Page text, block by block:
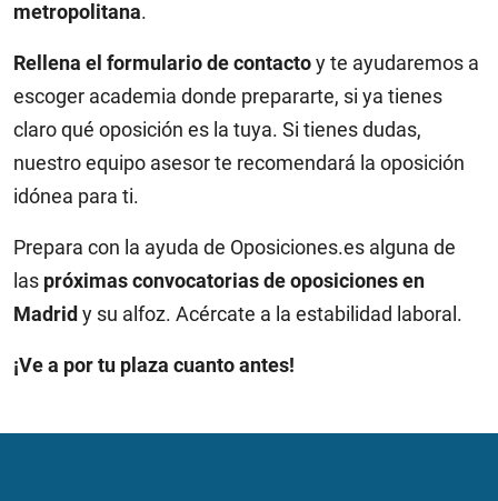
metropolitana.
Rellena el formulario de contactoy te ayudaremos a
escoger academia donde prepararte, si ya tienes
claro qué oposición es la tuya. Si tienes dudas,
nuestro equipo asesor te recomendará la oposición
idónea para ti.
Prepara con la ayuda de Oposiciones.es alguna de
las próximas convocatorias de oposiciones en
Madrid y su alfoz. Acércate a la estabilidad laboral.
¡Ve a por tu plaza cuanto antes!